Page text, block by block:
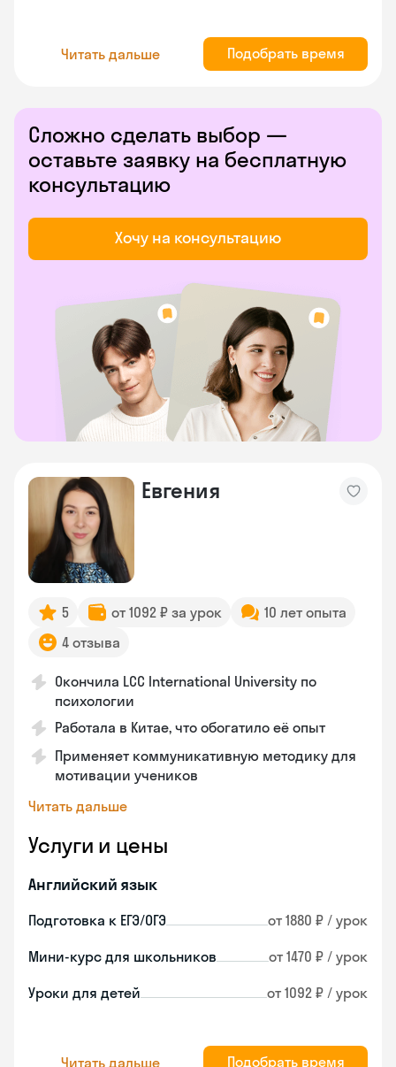
Читать дальше Подобрать время
Сложно сделать выбор —
оставьте заявку на бесплатную
консультацию
Хочу на консультацию
Евгения
5 от 1092 ₽ за урок
10 лет опыта
4 отзыва
Окончила LCC International University по
психологии
Работала в Китае, что обогатило её опыт
Применяет коммуникативную методику для
мотивации учеников
Читать дальше
Услуги и цены
Английский язык
Подготовка к ЕГЭ/ОГЭ от 1880 ₽ / урок
Мини-курс для школьников от 1470 ₽ / урок
Уроки для детей от 1092 ₽ / урок
Читать дальше Подобрать время